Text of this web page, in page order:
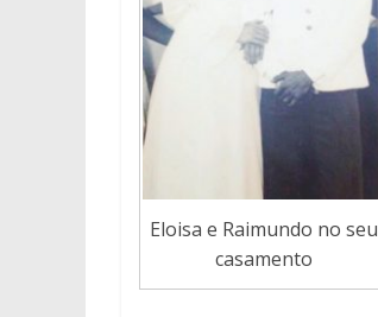
Eloisa e Raimundo no seu
casamento